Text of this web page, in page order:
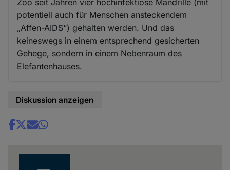
Zoo seit Jahren vier hochinfektiöse Mandrille (mit
potentiell auch für Menschen ansteckendem
„Affen-AIDS“) gehalten werden. Und das
keineswegs in einem entsprechend gesicherten
Gehege, sondern in einem Nebenraum des
Elefantenhauses.
Diskussion anzeigen
Share